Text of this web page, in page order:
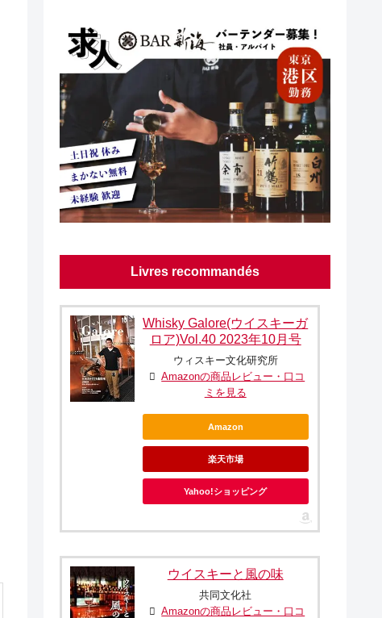
Livres recommandés
Whisky Galore(ウイスキーガ
ロア)Vol.40 2023年10月号
ウィスキー文化研究所
Amazonの商品レビュー・口コ
ミを見る
Amazon
楽天市場
Yahoo!ショッピング
ウイスキーと風の味
共同文化社
Amazonの商品レビュー・口コ